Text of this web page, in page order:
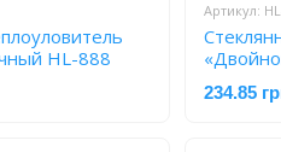
HL-888
Артикул:
HL-887
234.85